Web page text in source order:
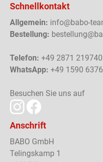
Schnellkontakt
Allgemein: info@babo-
Bestellung:
Telefon: +49 2871 219740
WhatsApp: +49 1590
Besuchen Sie uns auf
Anschrift
BABO GmbH
Telingskamp 1